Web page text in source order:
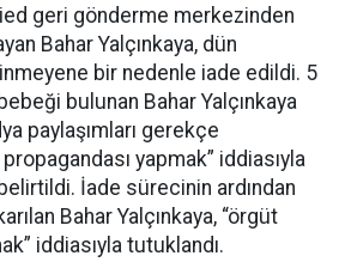
geri gönderme merkezinden
Bahar Yalçınkaya, dün
bir nedenle iade edildi. 5
bulunan Bahar Yalçınkaya
paylaşımları gerekçe
yapmak” iddiasıyla
İade sürecinin ardından
Bahar Yalçınkaya, “örgüt
iddiasıyla tutuklandı.